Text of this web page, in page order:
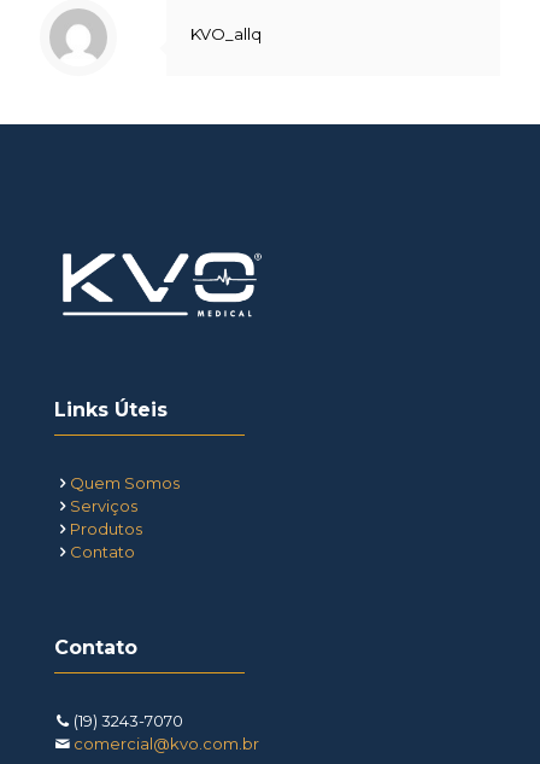
KVO_allq
Links Úteis
Quem Somos
Serviços
Produtos
Contato
Contato
(19) 3243-7070
comercial@kvo.com.br